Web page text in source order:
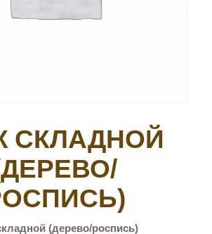
СКЛАДНОЙ
(дерево/роспись)